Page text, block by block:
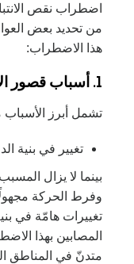
اضطراب نقص
من تحديد بعض
هذا الاضطراب:
1. أسباب قصور الانتباه وفرط الحركة
تشمل أبرز الأسباب
تغيير في بنية
بينما لا يزال
وفرط الحركة
تغييرات هامّة في
المصابين بهذا
متدنّ في المناطق